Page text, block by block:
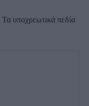
Τα υποχρεωτικά πεδία